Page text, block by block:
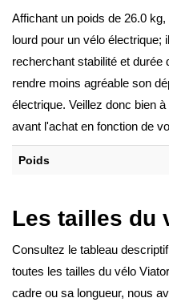
Affichant un poids de 26.0
lourd pour un vélo électrique;
recherchant stabilité et durée
rendre moins agréable son
électrique. Veillez donc bien
avant l'achat en fonction de
Poids
Les tailles du
Consultez le tableau
toutes les tailles du vélo
cadre ou sa longueur, nous